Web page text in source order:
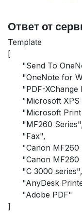
Ответ от
Template
[
​"Send To
​"OneNote for
​"PDF-XChange
​"Microsoft
​"Microsoft
​"MF260
​"Fax",
​"Canon MF260
​"Canon MF260
​"C 3000 series",
​"AnyDesk
​"Adobe PDF"
]